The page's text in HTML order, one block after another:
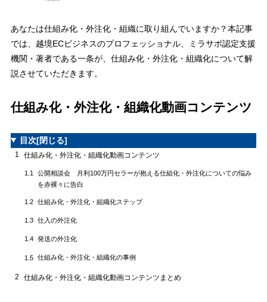
あなたは仕組み化・外注化・組織に取り組んでいますか？本記事
では、越境ECビジネスのプロフェッショナル、ミラサポ認定支援
機関・著者である一条が、仕組み化・外注化・組織化について解
説させていただきます。
仕組み化・外注化・組織化動画コンテンツ
目次[閉じる]
1 仕組み化・外注化・組織化動画コンテンツ
1.1
公開相談会 月利100万円セラーが抱える仕組化・外注化についての悩み
を赤裸々に告白
1.2 仕組み化・外注化・組織化ステップ
1.3 仕入の外注化
1.4 発送の外注化
1.5 仕組み化・外注化・組織化の事例
2 仕組み化・外注化・組織化動画コンテンツまとめ